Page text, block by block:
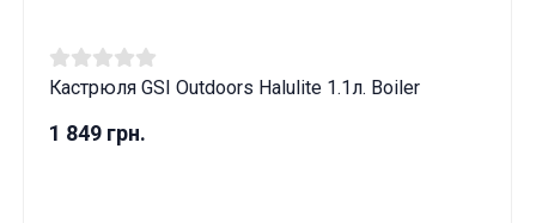
Кастрюля GSI Outdoors Halulite 1.1л. Boiler
1 849 грн.